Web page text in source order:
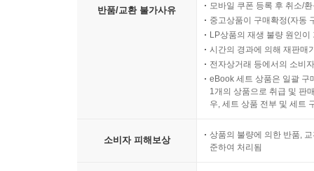
반품/교환 불가사유
모바일 쿠폰 등록 후 취소/
중고상품이 구매확정(자동
LP상품의 재생 불량 원인
시간의 경과에 의해 재판매
전자상거래 등에서의 소비
eBook 세트 상품은 일괄 구
1개의 상품으로 취급 및 판
우, 세트 상품 전부 및 세트
소비자 피해보상
상품의 불량에 의한 반품,
준하여 처리됨